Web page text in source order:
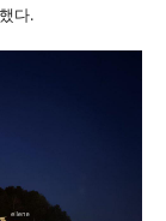
다.